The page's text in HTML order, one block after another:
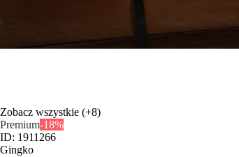
Zobacz wszystkie (+8)
Premium-18%
ID: 1911266
Gingko